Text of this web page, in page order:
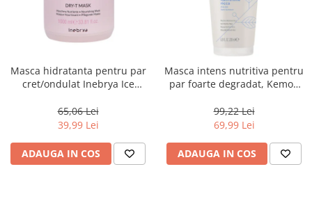
Masca hidratanta pentru par
cret/ondulat Inebrya Ice
65,06 Lei
39,99 Lei
ADAUGA IN COS
Masca intens nutritiva pentru
par foarte degradat, Kemon
ml
99,22 Lei
69,99 Lei
ADAUGA IN COS